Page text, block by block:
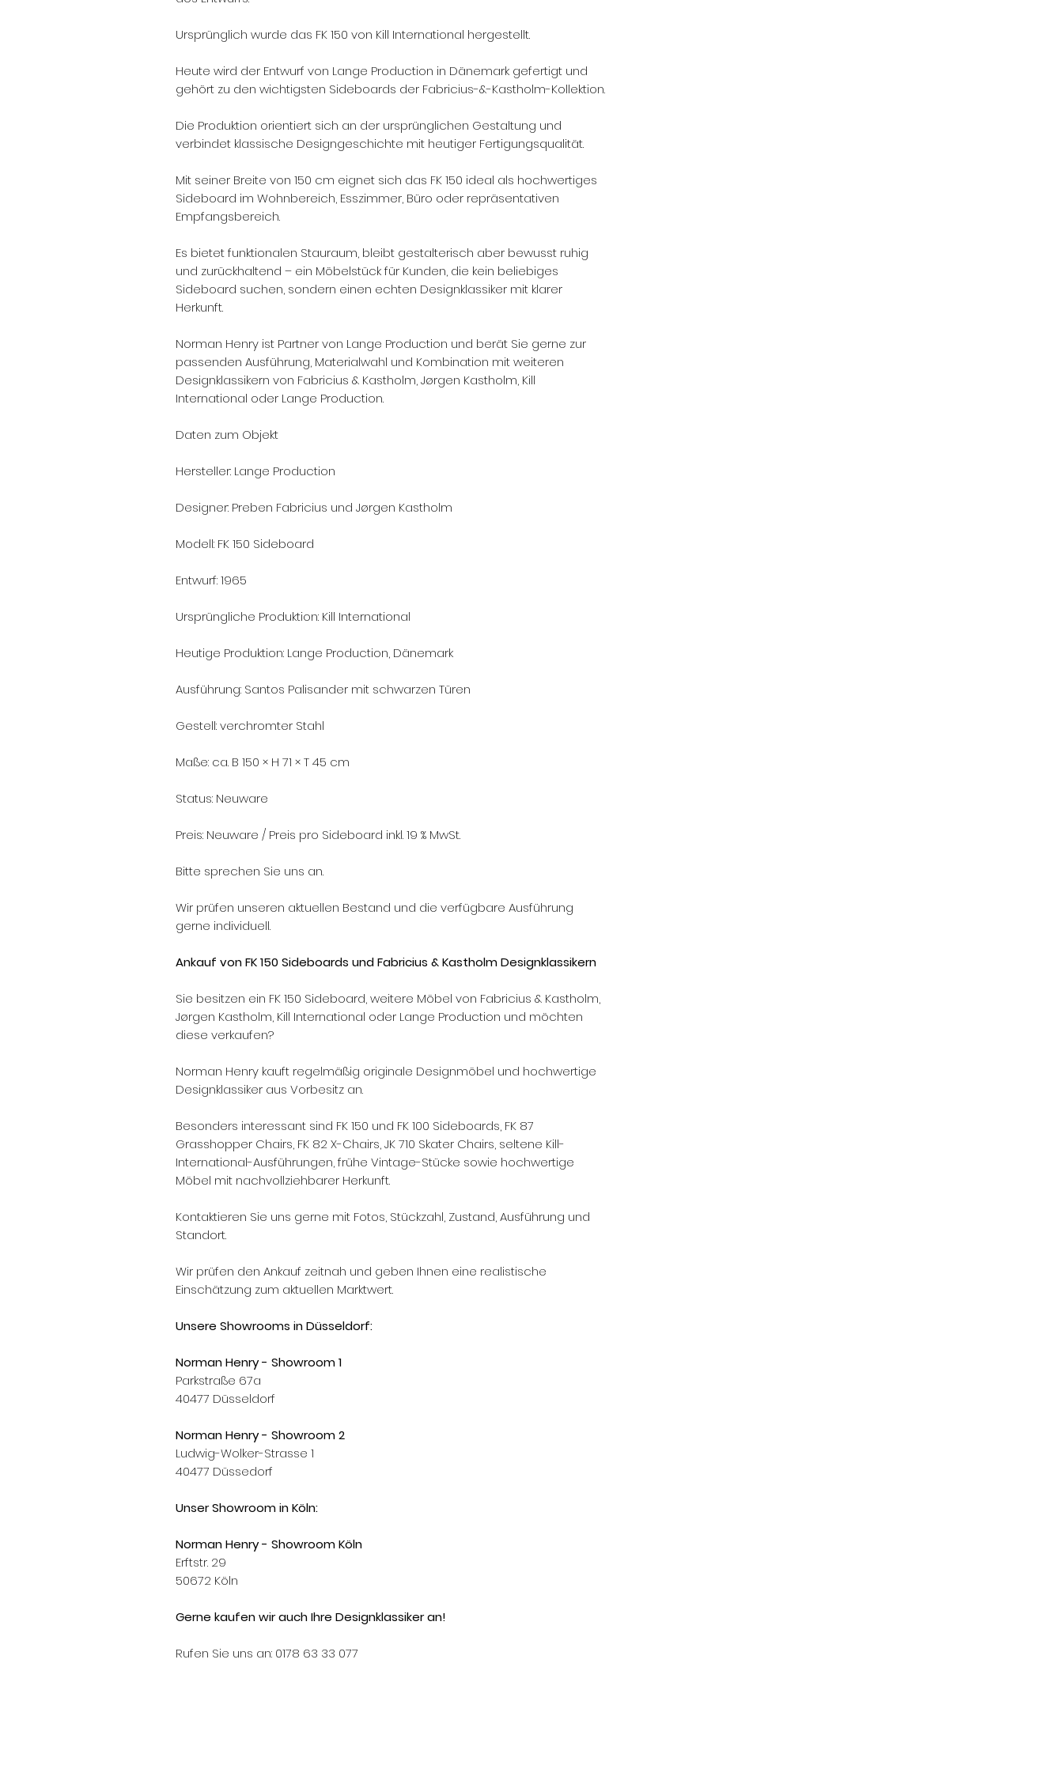
Ursprünglich wurde das FK 150 von Kill International hergestellt.
Heute wird der Entwurf von Lange Production in Dänemark gefertigt und
gehört zu den wichtigsten Sideboards der Fabricius-&-Kastholm-Kollektion.
Die Produktion orientiert sich an der ursprünglichen Gestaltung und
verbindet klassische Designgeschichte mit heutiger Fertigungsqualität.
Mit seiner Breite von 150 cm eignet sich das FK 150 ideal als hochwertiges
Sideboard im Wohnbereich, Esszimmer, Büro oder repräsentativen
Empfangsbereich.
Es bietet funktionalen Stauraum, bleibt gestalterisch aber bewusst ruhig
und zurückhaltend – ein Möbelstück für Kunden, die kein beliebiges
Sideboard suchen, sondern einen echten Designklassiker mit klarer
Herkunft.
Norman Henry ist Partner von Lange Production und berät Sie gerne zur
passenden Ausführung, Materialwahl und Kombination mit weiteren
Designklassikern von Fabricius & Kastholm, Jørgen Kastholm, Kill
International oder Lange Production.
Daten zum Objekt
Hersteller: Lange Production
Designer: Preben Fabricius und Jørgen Kastholm
Modell: FK 150 Sideboard
Entwurf: 1965
Ursprüngliche Produktion: Kill International
Heutige Produktion: Lange Production, Dänemark
Ausführung: Santos Palisander mit schwarzen Türen
Gestell: verchromter Stahl
Maße: ca. B 150 × H 71 × T 45 cm
Status: Neuware
Preis: Neuware / Preis pro Sideboard inkl. 19 % MwSt.
Bitte sprechen Sie uns an.
Wir prüfen unseren aktuellen Bestand und die verfügbare Ausführung
gerne individuell.
Ankauf von FK 150 Sideboards und Fabricius & Kastholm Designklassikern
Sie besitzen ein FK 150 Sideboard, weitere Möbel von Fabricius & Kastholm,
Jørgen Kastholm, Kill International oder Lange Production und möchten
diese verkaufen?
Norman Henry kauft regelmäßig originale Designmöbel und hochwertige
Designklassiker aus Vorbesitz an.
Besonders interessant sind FK 150 und FK 100 Sideboards, FK 87
Grasshopper Chairs, FK 82 X-Chairs, JK 710 Skater Chairs, seltene Kill-
International-Ausführungen, frühe Vintage-Stücke sowie hochwertige
Möbel mit nachvollziehbarer Herkunft.
Kontaktieren Sie uns gerne mit Fotos, Stückzahl, Zustand, Ausführung und
Standort.
Wir prüfen den Ankauf zeitnah und geben Ihnen eine realistische
Einschätzung zum aktuellen Marktwert.
Unsere Showrooms in Düsseldorf:
Norman Henry - Showroom 1
Parkstraße 67a
40477 Düsseldorf
Norman Henry - Showroom 2
Ludwig-Wolker-Strasse 1
40477 Düssedorf
Unser Showroom in Köln:
Norman Henry - Showroom Köln
Erftstr. 29
50672 Köln
Gerne kaufen wir auch Ihre Designklassiker an!
Rufen Sie uns an: 0178 63 33 077